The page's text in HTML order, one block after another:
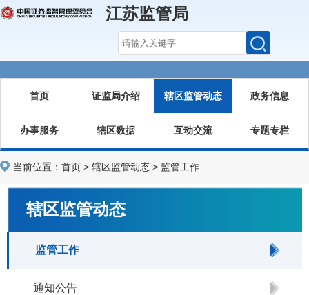
江苏监管局
首页 证监局介绍 辖区监管动态 政务信息
办事服务 辖区数据 互动交流 专题专栏
当前位置： 首页 > 辖区监管动态 > 监管工作
辖区监管动态
监管工作
通知公告